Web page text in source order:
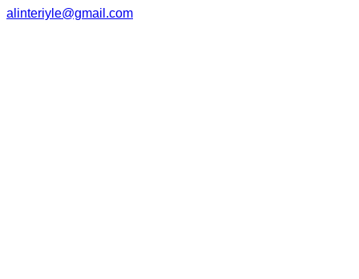
alinteriyle@gmail.com